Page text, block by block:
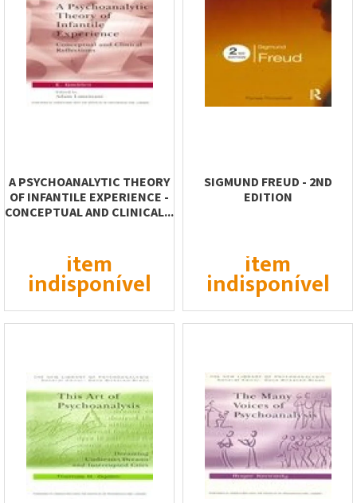
A PSYCHOANALYTIC THEORY
OF INFANTILE EXPERIENCE -
CONCEPTUAL AND CLINICAL...
item
indisponível
SIGMUND FREUD - 2ND
EDITION
item
indisponível